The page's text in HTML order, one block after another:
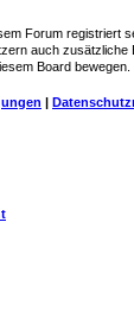
Forum registriert
auch zusätzliche
Board bewegen.